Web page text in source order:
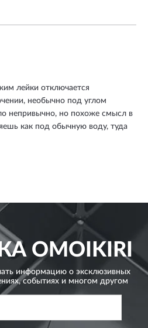
лейки отключается
необычно под углом
непривычно, но похоже смысл в
как под обычную воду, туда
OMOIKIRI
информацию о эксклюзивных
событиях и многом другом